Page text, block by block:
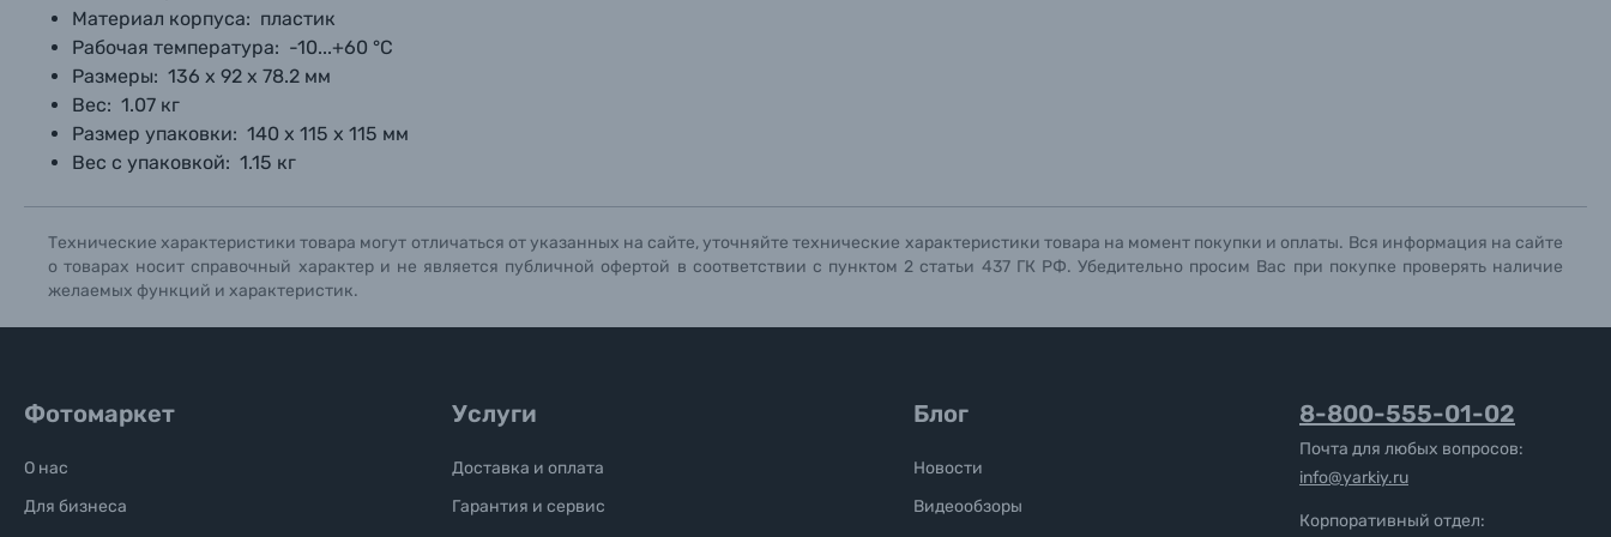
Материал корпуса: пластик
Рабочая температура: -10...+60 °C
Размеры: 136 х 92 х 78.2 мм
Вес: 1.07 кг
Размер упаковки: 140 х 115 х 115 мм
Вес с упаковкой: 1.15 кг
Технические характеристики товара могут отличаться от указанных на сайте, уточняйте технические характеристики товара на момент покупки и оплаты. Вся информация на сайте
о товарах носит справочный характер и не является публичной офертой в соответствии с пунктом 2 статьи 437 ГК РФ. Убедительно просим Вас при покупке проверять наличие
желаемых функций и характеристик.
Фотомаркет
О нас
Для бизнеса
Услуги
Доставка и оплата
Гарантия и сервис
Блог
Новости
Видеообзоры
8-800-555-01-02
Почта для любых вопросов:
info@yarkiy.ru
Корпоративный отдел: